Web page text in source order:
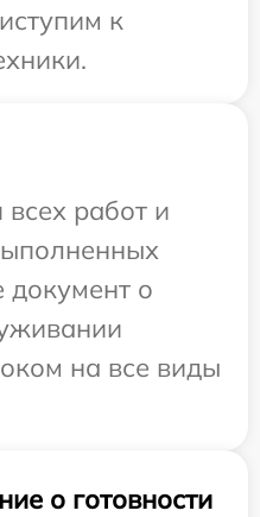
к
работ и
документ о
на все виды
о готовности